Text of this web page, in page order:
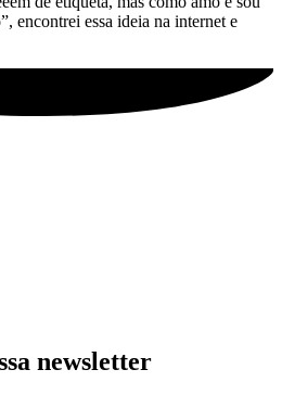
encontrei essa ideia na internet e
newsletter